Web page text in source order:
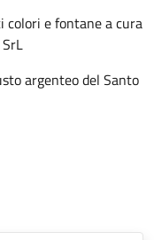
colori e fontane a cura
argenteo del Santo